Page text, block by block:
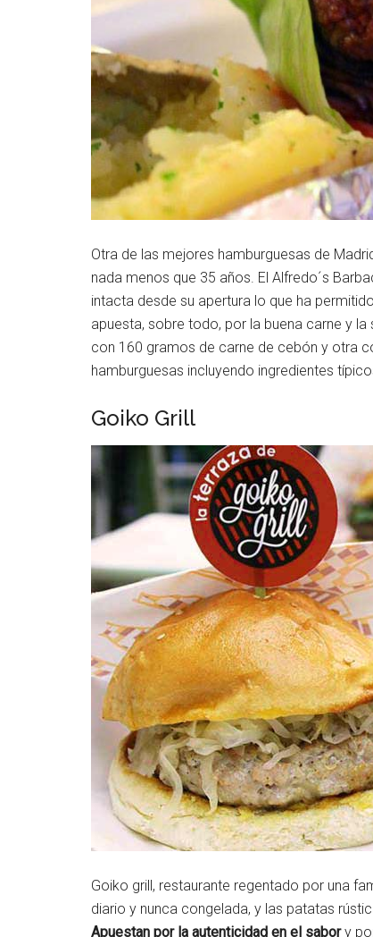
Otra de las mejores hamburguesas de
nada menos que 35 años. El Alfredo´s
intacta desde su apertura lo que ha
apuesta, sobre todo, por la buena carne y
con 160 gramos de carne de cebón y otra
hamburguesas incluyendo ingredientes
Goiko Grill
Goiko grill, restaurante regentado por una
diario y nunca congelada, y las patatas
Apuestan por la autenticidad en el sabory